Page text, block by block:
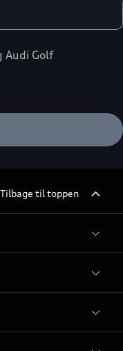
Audi Golf
Tilbage til toppen